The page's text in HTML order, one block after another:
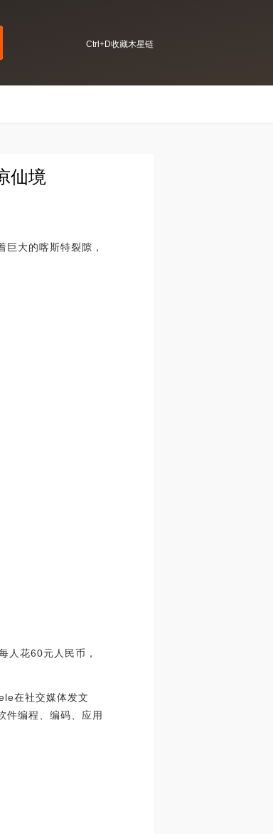
Ctrl+D收藏木星链
仙境
大的喀斯特裂隙，
人花60元人民币，
在社交媒体发文
件编程、编码、应用